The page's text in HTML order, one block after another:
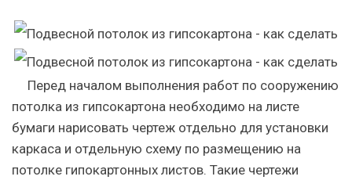
Перед началом выполнения работ по сооружению
потолка из гипсокартона необходимо на листе
бумаги нарисовать чертеж отдельно для установки
каркаса и отдельную схему по размещению на
потолке гипокартонных листов. Такие чертежи